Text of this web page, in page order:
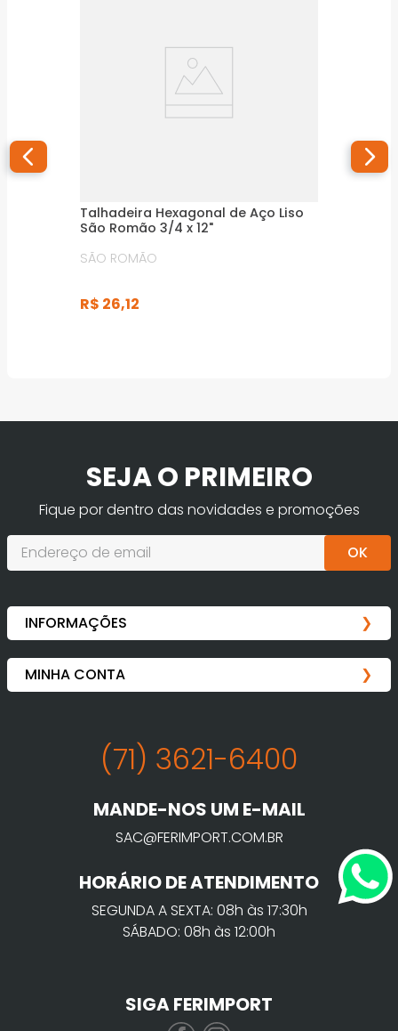
Talhadeira Hexagonal de Aço Liso
São Romão 3/4 x 12"
SÃO ROMÃO
R$ 26,12
SEJA O PRIMEIRO
Fique por dentro das novidades e promoções
OK
(71) 3621-6400
MANDE-NOS UM E-MAIL
SAC@FERIMPORT.COM.BR
HORÁRIO DE ATENDIMENTO
SEGUNDA A SEXTA: 08h às 17:30h
SÁBADO: 08h às 12:00h
SIGA FERIMPORT